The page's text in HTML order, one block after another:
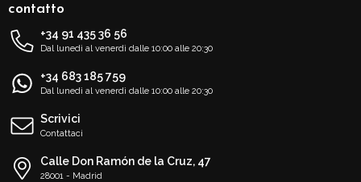
contatto
+34 91 435 36 56
Dal lunedì al venerdì dalle 10:00 alle 20:30
+34 683 185 759
Dal lunedì al venerdì dalle 10:00 alle 20:30
Scrivici
Contattaci
Calle Don Ramón de la Cruz, 47
28001 - Madrid